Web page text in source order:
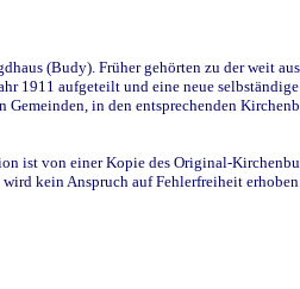
(Budy). Früher gehörten zu der weit
1911 aufgeteilt und eine neue
in den entsprechenden
ist von einer Kopie des Original-
kein Anspruch auf Fehlerfreiheit erhoben.